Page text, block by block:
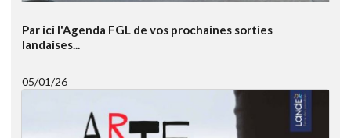
Par ici l'Agenda FGL de vos prochaines sorties
landaises...
05/01/26